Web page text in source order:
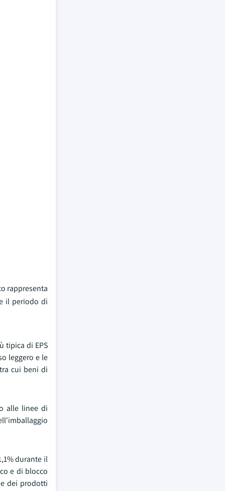
rappresenta
il periodo di
tipica di EPS
leggero e le
cui beni di
alle linee di
durante il
e di blocco
dei prodotti